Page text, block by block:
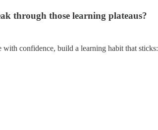
through those learning plateaus?
confidence, build a learning habit that sticks: